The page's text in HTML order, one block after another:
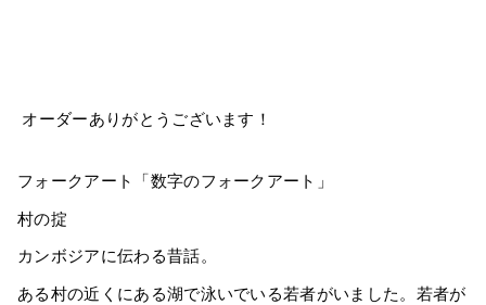
オーダーありがとうございます！
フォークアート「数字のフォークアート」
村の掟
カンボジアに伝わる昔話。
ある村の近くにある湖で泳いでいる若者がいました。若者が